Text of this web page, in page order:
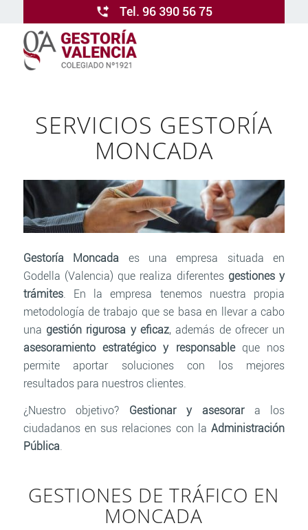
Tel. 96 390 56 75
SERVICIOS GESTORÍA
MONCADA
Gestoría Moncada es una empresa situada en
Godella (Valencia) que realiza diferentes gestiones y
trámites. En la empresa tenemos nuestra propia
metodología de trabajo que se basa en llevar a cabo
una gestión rigurosa y eficaz, además de ofrecer un
asesoramiento estratégico y responsableque nos
permite aportar soluciones con los mejores
resultados para nuestros clientes.
¿Nuestro objetivo? Gestionar y asesorara los
ciudadanos en sus relaciones con laAdministración
Pública.
GESTIONES DE TRÁFICO EN
MONCADA